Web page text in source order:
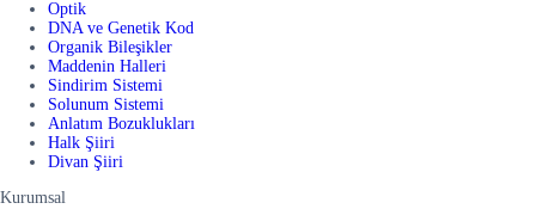
Optik
DNA ve Genetik Kod
Organik Bileşikler
Maddenin Halleri
Sindirim Sistemi
Solunum Sistemi
Anlatım Bozuklukları
Halk Şiiri
Divan Şiiri
Kurumsal